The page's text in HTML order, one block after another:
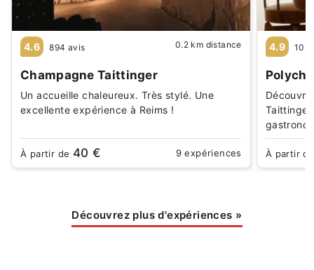
4.6 894 avis 0.2 km distance
Champagne Taittinger
Un accueille chaleureux. Très stylé. Une
excellente expérience à Reims !
À partir de 40 € 9 expériences
4.9 10
À partir
Découvrez plus d'expériences »